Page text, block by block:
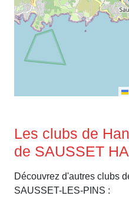
Les clubs de
de SAUSSET
Découvrez d'autres clubs
SAUSSET-LES-PINS :